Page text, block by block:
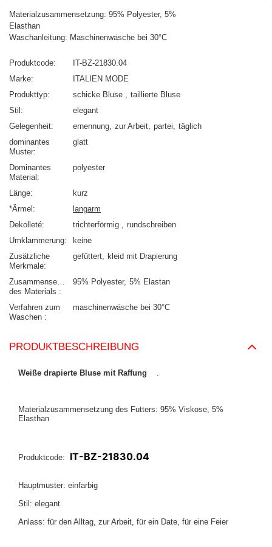
Materialzusammensetzung: 95% Polyester, 5%
Elasthan
Waschanleitung: Maschinenwäsche bei 30°C
Produktcode
IT-BZ-21830.04
Marke
ITALIEN MODE
Produkttyp
schicke Bluse
taillierte Bluse
Stil
elegant
Gelegenheit
ernennung zur Arbeit partei
täglich
dominantes
Muster
glatt
Dominantes
Material
polyester
Länge
kurz
*Ärmel
langarm
Dekolleté
trichterförmig
rundschreiben
Umklammerung
keine
Zusätzliche
Merkmale
gefüttert kleid mit Drapierung
Zusammensetzung
des Materials
95% Polyester 5% Elastan
Verfahren zum
Waschen
maschinenwäsche bei 30°C
PRODUKTBESCHREIBUNG
Weiße drapierte Bluse mit Raffung .
Materialzusammensetzung des Futters: 95% Viskose, 5%
Elasthan
Produktcode: IT-BZ-21830.04
Hauptmuster: einfarbig
Stil: elegant
Anlass: für den Alltag, zur Arbeit, für ein Date, für eine Feier